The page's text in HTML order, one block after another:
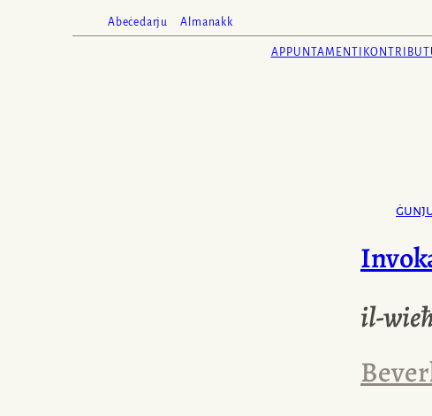
Abeċedarju Almanakk
APPUNTAMENTI
il-